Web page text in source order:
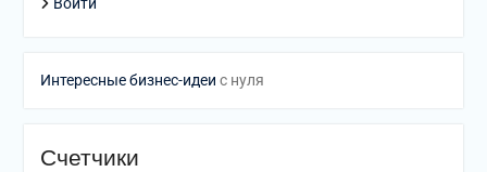
Войти
Интересные бизнес-идеи с нуля
Счетчики